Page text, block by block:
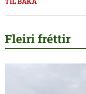
Fleiri fréttir